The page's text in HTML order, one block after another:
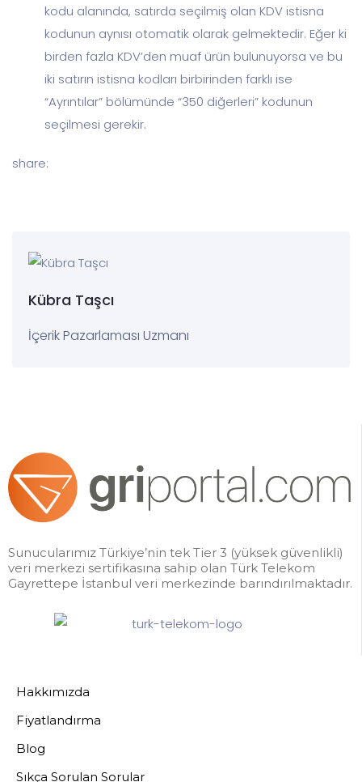
kodu alanında, satırda seçilmiş olan KDV istisna
kodunun aynısı otomatik olarak gelmektedir. Eğer ki
birden fazla KDV’den muaf ürün bulunuyorsa ve bu
iki satırın istisna kodları birbirinden farklı ise
“Ayrıntılar” bölümünde “350 diğerleri” kodunun
seçilmesi gerekir.
share:
Kübra Taşcı
İçerik Pazarlaması Uzmanı
Sunucularımız Türkiye’nin tek Tier 3 (yüksek güvenlikli)
veri merkezi sertifikasına sahip olan Türk Telekom
Gayrettepe İstanbul veri merkezinde barındırılmaktadır.
Hakkımızda
Fiyatlandırma
Blog
Sıkça Sorulan Sorular